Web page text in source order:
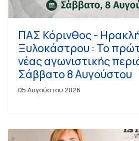
ΠΑΣ Κόρινθος -
Ξυλοκάστρου : Το
νέας αγωνιστικής
Σάββατο 8 Αυγούστου
05 Αυγούστου 2026